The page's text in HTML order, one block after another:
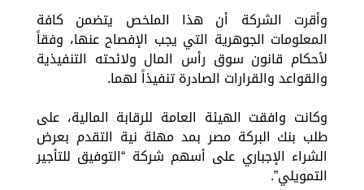
وأقرت الشركة أن هذا الملخص يتضمن كافة
المعلومات الجوهرية التي يجب الإفصاح عنها، وفقاً
لأحكام قانون سوق رأس المال ولائحته التنفيذية
والقواعد والقرارات الصادرة تنفيذاً لهما.
وكانت وافقت الهيئة العامة للرقابة المالية، على
طلب بنك البركة مصر بمد مهلة نية التقدم بعرض
الشراء الإجباري على أسهم شركة “التوفيق للتأجير
التمويلي”.